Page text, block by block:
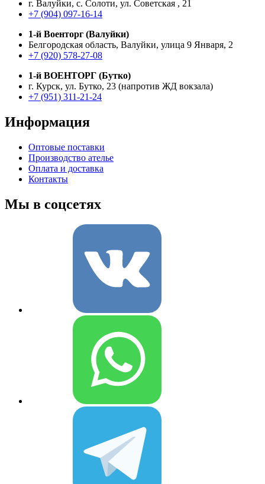
г. Валуйки, с. Солоти, ул. Советская , 21
+7 (904) 097-16-14
1-й Военторг (Валуйки)
Белгородская область, Валуйки, улица 9 Января, 2
+7 (920) 578-27-08
1-й ВОЕНТОРГ (Бутко)
г. Курск, ул. Бутко, 23 (напротив ЖД вокзала)
+7 (951) 311-21-24
Информация
Оптовые поставки
Производство ателье
Оплата и доставка
Контакты
Мы в соцсетях